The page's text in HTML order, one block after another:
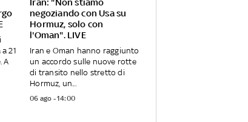
21
A
Iran: "Non stiamo
negoziando con Usa su
Hormuz, solo con
l'Oman". LIVE
Iran e Oman hanno raggiunto
un accordo sulle nuove rotte
di transito nello stretto di
Hormuz, un...
06 ago - 14:00